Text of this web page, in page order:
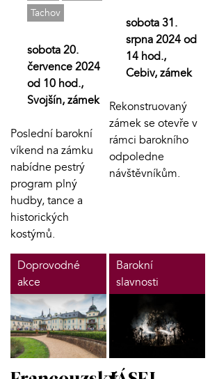
Tachov
sobota 20.
července 2024
od 10 hod.,
Svojšín, zámek
Poslední barokní
víkend na zámku
nabídne pestrý
program plný
hudby, tance a
historických
kostýmů.
sobota 31.
srpna 2024 od
14 hod.,
Cebiv, zámek
Rekonstruovaný
zámek se otevře v
rámci barokního
odpoledne
návštěvníkům.
Doprovodné
akce
Barokní
slavnosti